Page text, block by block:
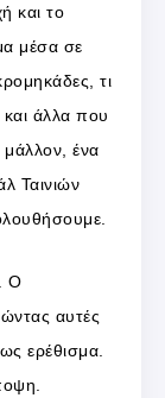
και το
μέσα σε
τι
άλλα που
ένα
Ταινιών
Ο
αυτές
ερέθισμα.